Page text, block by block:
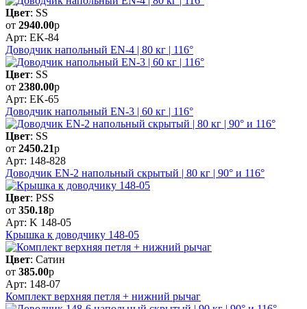
Цвет: SS
от 2940.00р
Арт: EK-84
Доводчик напольный EN-4 | 80 кг | 116°
Цвет: SS
от 2380.00р
Арт: EK-65
Доводчик напольный EN-3 | 60 кг | 116°
Цвет: SS
от 2450.21р
Арт: 148-828
Доводчик EN-2 напольный скрытый | 80 кг | 90° и 116°
Цвет: PSS
от 350.18р
Арт: K 148-05
Крышка к доводчику 148-05
Цвет: Сатин
от 385.00р
Арт: 148-07
Комплект верхняя петля + нижний рычаг